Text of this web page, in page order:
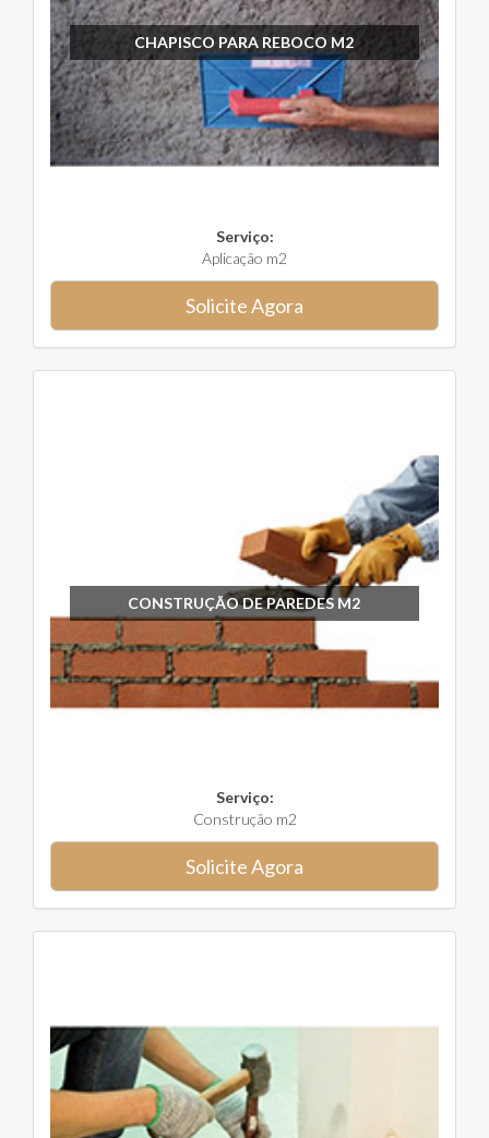
CHAPISCO PARA REBOCO M2
Serviço:
Aplicação m2
Solicite Agora
CONSTRUÇÃO DE PAREDES M2
Serviço:
Construção m2
Solicite Agora